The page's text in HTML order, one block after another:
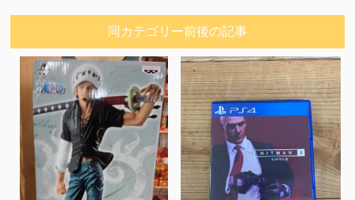
同カテゴリー前後の記事